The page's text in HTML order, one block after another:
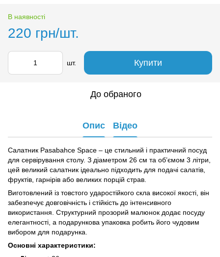
В наявності
220 грн/шт.
шт. Купити
До обраного
Опис Відео
Салатник Pasabahce Space – це стильний і практичний посуд
для сервірування столу. З діаметром 26 см та об’ємом 3 літри,
цей великий салатник ідеально підходить для подачі салатів,
фруктів, гарнірів або великих порцій страв.
Виготовлений із товстого ударостійкого скла високої якості, він
забезпечує довговічність і стійкість до інтенсивного
використання. Структурний прозорий малюнок додає посуду
елегантності, а подарункова упаковка робить його чудовим
вибором для подарунка.
Основні характеристики: